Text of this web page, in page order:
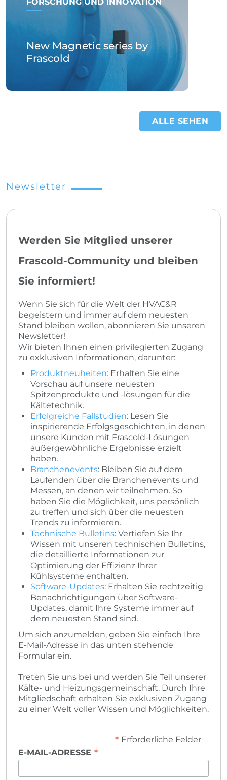
FORSCHUNG UND INNOVATION
New Magnetic series by
Frascold
ALLE SEHEN
Newsletter
Werden Sie Mitglied unserer
Frascold-Community und bleiben
Sie informiert!
Wenn Sie sich für die Welt der HVAC&R
begeistern und immer auf dem neuesten
Stand bleiben wollen, abonnieren Sie unseren
Newsletter!
Wir bieten Ihnen einen privilegierten Zugang
zu exklusiven Informationen, darunter:
Produktneuheiten: Erhalten Sie eine
Vorschau auf unsere neuesten
Spitzenprodukte und -lösungen für die
Kältetechnik.
Erfolgreiche Fallstudien: Lesen Sie
inspirierende Erfolgsgeschichten, in denen
unsere Kunden mit Frascold-Lösungen
außergewöhnliche Ergebnisse erzielt
haben.
Branchenevents: Bleiben Sie auf dem
Laufenden über die Branchenevents und
Messen, an denen wir teilnehmen. So
haben Sie die Möglichkeit, uns persönlich
zu treffen und sich über die neuesten
Trends zu informieren.
Technische Bulletins: Vertiefen Sie Ihr
Wissen mit unseren technischen Bulletins,
die detaillierte Informationen zur
Optimierung der Effizienz Ihrer
Kühlsysteme enthalten.
Software-Updates: Erhalten Sie rechtzeitig
Benachrichtigungen über Software-
Updates, damit Ihre Systeme immer auf
dem neuesten Stand sind.
Um sich anzumelden, geben Sie einfach Ihre
E-Mail-Adresse in das unten stehende
Formular ein.
Treten Sie uns bei und werden Sie Teil unserer
Kälte- und Heizungsgemeinschaft. Durch Ihre
Mitgliedschaft erhalten Sie exklusiven Zugang
zu einer Welt voller Wissen und Möglichkeiten.
*Erforderliche Felder
E-MAIL-ADRESSE *